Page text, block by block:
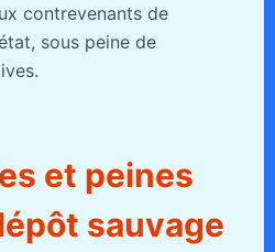
contrevenants de
sous peine de
et peines
sauvage